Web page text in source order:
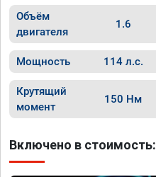
Объём
двигателя
1.6
Мощность 114 л.с.
Крутящий
момент
150 Нм
Включено в стоимость: